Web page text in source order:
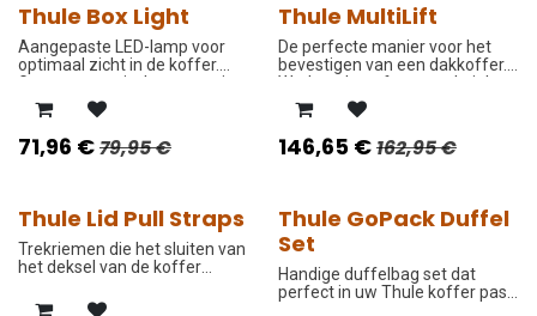
-10%
Thule Box Light
Aangepaste LED-lamp voor
optimaal zicht in de koffer.
Gaat automatisch aan en uit.
71,96 €79,95€
-10%
Thule MultiLift
De perfecte manier voor het
bevestigen van een dakkoffer.
Werkt ook perfect voor kajaks
en surfplanken.
146,65€162,95€
-10%
Thule Lid Pull Straps
Trekriemen die het sluiten van
het deksel van de koffer
-10%
Thule GoPack Duffel
Set
Handige duffelbag set dat
perfect in uw Thule koffer past